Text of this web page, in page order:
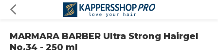
MARMARA BARBER Ultra Strong Hairgel
No.34 - 250 ml